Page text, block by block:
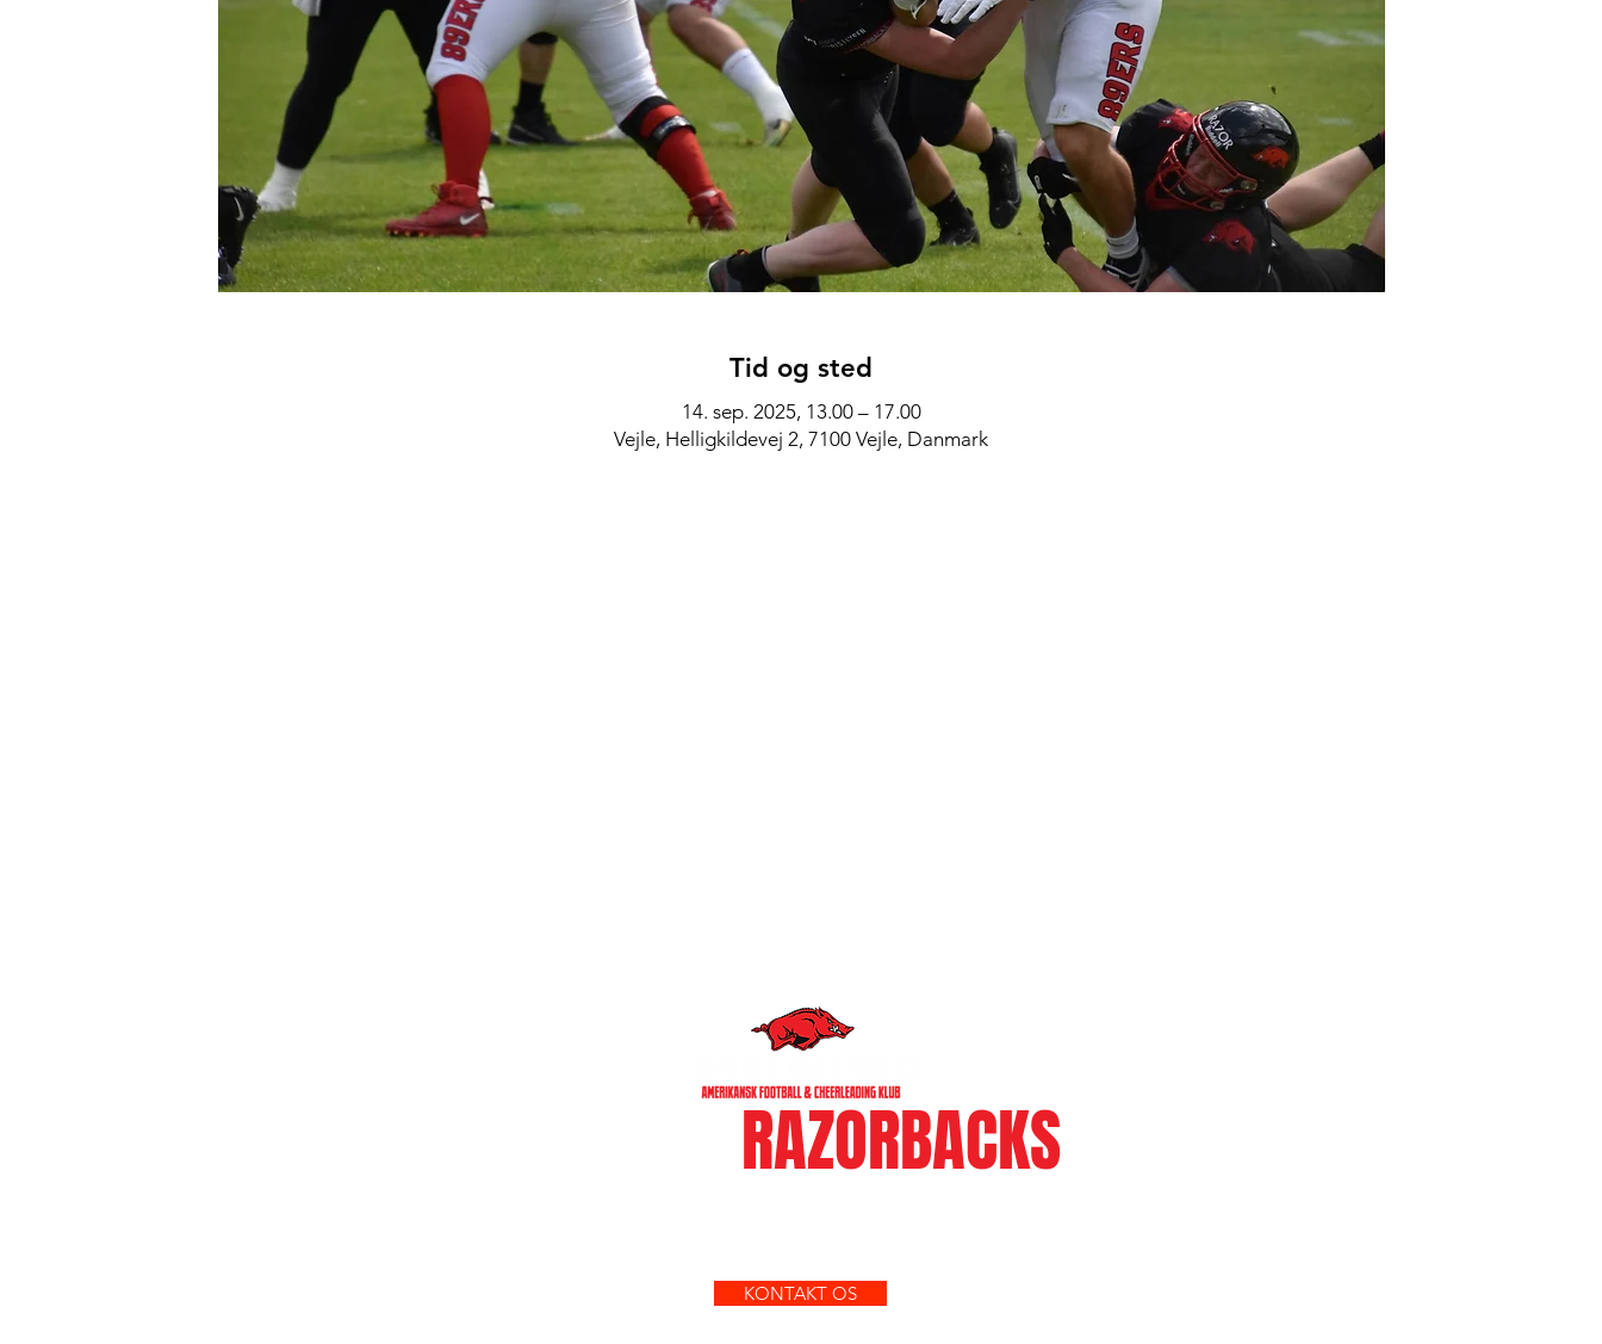
Tid og sted
14. sep. 2025, 13.00 – 17.00
Vejle, Helligkildevej 2, 7100 Vejle, Danmark
RAZORBACKS
KONTAKT OS